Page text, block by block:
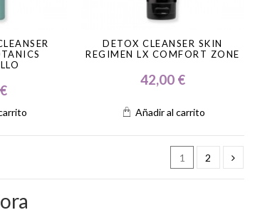
DETOX CLEANSER SKIN
REGIMEN LX COMFORT ZONE
42,00 €
Añadir al carrito
1 2